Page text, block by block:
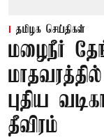
தமிழக செய்திகள்
மழைநீர்
புதிய
தீவிரம்